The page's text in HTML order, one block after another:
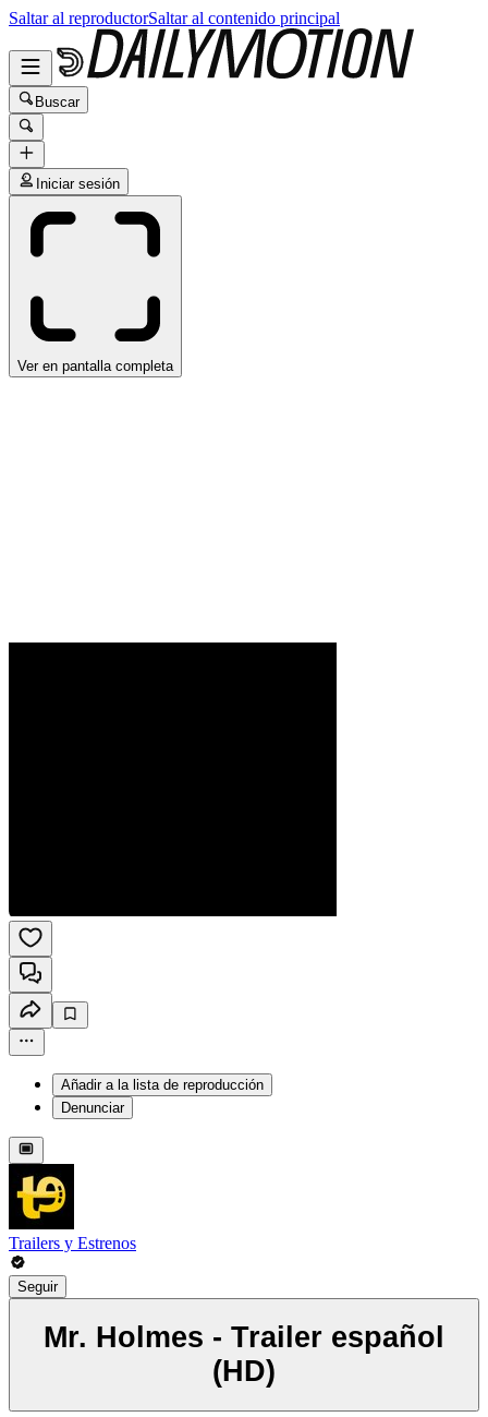
Saltar al reproductorSaltar al contenido principal
Buscar
Iniciar sesión
Ver en pantalla completa
Añadir a la lista de reproducción
Denunciar
Trailers y Estrenos
Seguir
Mr. Holmes - Trailer español
(HD)